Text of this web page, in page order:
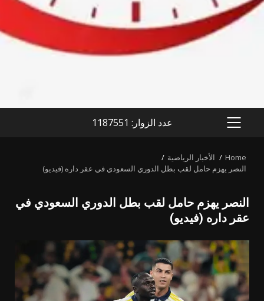
PRIMARY
عدد الزوار: 1187551
Home
الأخبار الرياضية
النصر يهزم حامل لقب بطل الدوري السعودي في عقر داره (فيديو)
النصر يهزم حامل لقب بطل الدوري السعودي في
عقر داره (فيديو)